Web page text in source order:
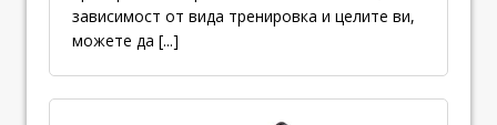
зависимост от вида тренировка и целите ви,
можете да [...]